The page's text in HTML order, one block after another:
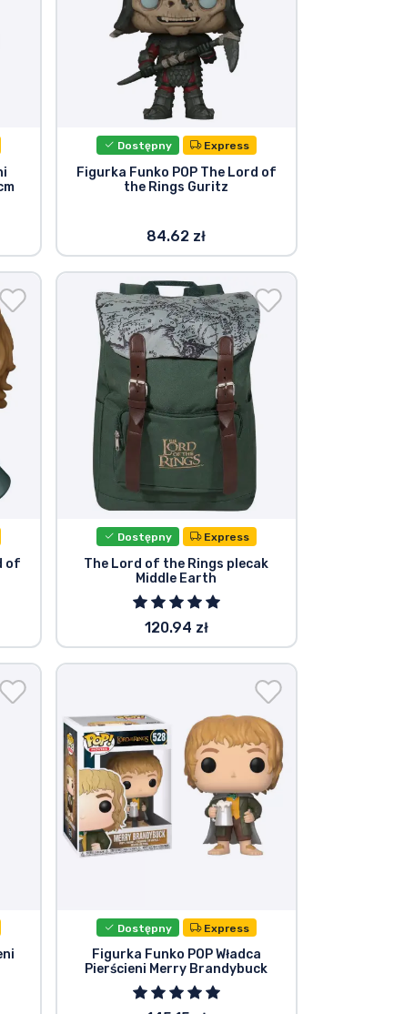
Dostępny Express
Figurka Funko POP The Lord of
the Rings Guritz
84.62 zł
of
Dostępny Express
The Lord of the Rings plecak
Middle Earth
120.94 zł
Dostępny Express
Figurka Funko POP Władca
Pierścieni Merry Brandybuck